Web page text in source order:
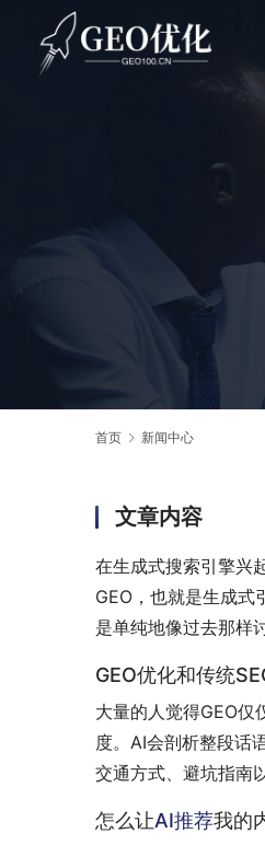
首页 新闻中心
文章内容
在生成式搜索引擎兴
GEO，也就是生成式
是单纯地像过去那样
GEO优化和传统
大量的人觉得GEO仅
度。AI会剖析整段话
交通方式、避坑指南
怎么让AI推荐我的